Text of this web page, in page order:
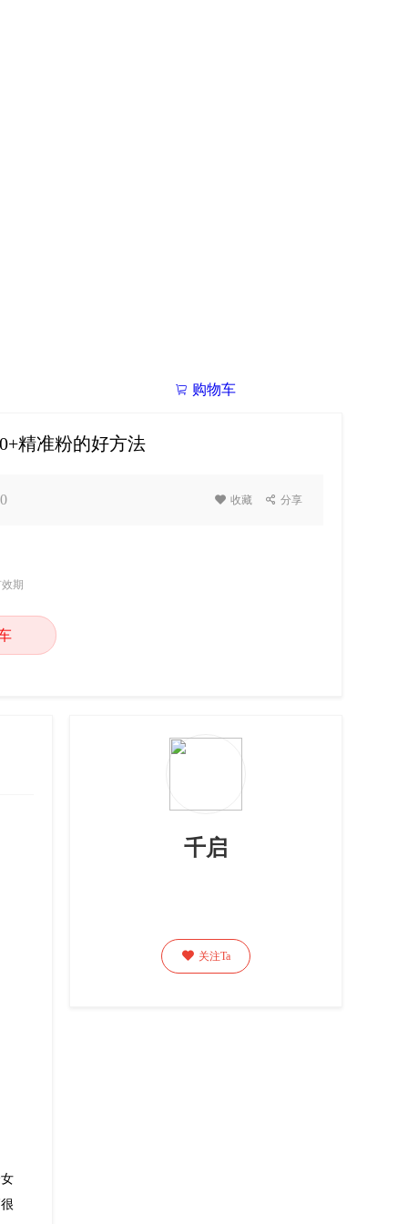
 购物车
精准粉的好方法
 收藏  分享
期
千启
 关注Ta